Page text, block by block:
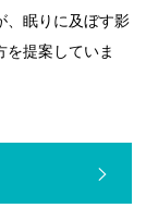
、眠りに及ぼす影
を提案していま